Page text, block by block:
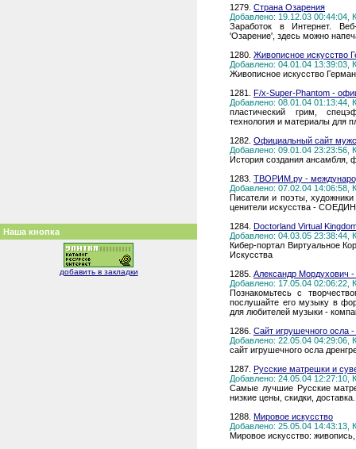
Наша кнопка
добавить в закладки
1279. Страна Озарения
Добавлено: 19.12.03 00:44:04,
Заработок в Интернет. Веб-
'Озарение', здесь можно
1280. Живописное искусство
Добавлено: 04.01.04 13:39:03,
Живописное искусство
1281. F/x-Super-Phantom -
Добавлено: 08.01.04 01:13:44,
пластический грим,
технология и материалы для
1282. Официальный сайт
Добавлено: 09.01.04 23:23:56,
История создания ансамбля,
1283. ТВОРИМ.ру -
Добавлено: 07.02.04 14:06:58,
Писатели и поэты,
ценители искусства -
1284. Doctorland Virtual
Добавлено: 04.03.05 23:38:44,
Кибер-портал Виртуальное
Искусства
1285. Александр Мордухович
Добавлено: 17.05.04 02:06:22,
Познакомьтесь с
послушайте его музыку в
для любителей музыки -
1286. Сайт игрушечного осла
Добавлено: 22.05.04 04:29:06,
сайт игрушечного осла
1287. Русские матрешки и
Добавлено: 24.05.04 12:27:10,
Самые лучшие Русские
низкие цены, скидки, доставка.
1288. Мировое искусство
Добавлено: 25.05.04 14:43:13,
Мировое искусство: